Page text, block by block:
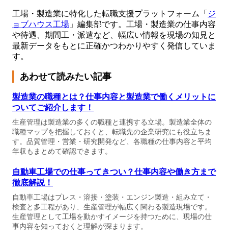
工場・製造業に特化した転職支援プラットフォーム「 ジ
ョブハウス工場 」編集部です。工場・製造業の仕事内容
や待遇、期間工・派遣など、幅広い情報を現場の知見と
最新データをもとに正確かつわかりやすく発信していま
す。
あわせて読みたい記事
製造業の職種とは？仕事内容と製造業で働くメリットに
ついてご紹介します！
生産管理は製造業の多くの職種と連携する立場。製造業全体の
職種マップを把握しておくと、転職先の企業研究にも役立ちま
す。品質管理・営業・研究開発など、各職種の仕事内容と平均
年収もまとめて確認できます。
自動車工場での仕事ってきつい？仕事内容や働き方まで
徹底解説！
自動車工場はプレス・溶接・塗装・エンジン製造・組み立て・
検査と多工程があり、生産管理が幅広く関わる製造現場です。
生産管理として工場を動かすイメージを持つために、現場の仕
事内容を知っておくと理解が深まります。